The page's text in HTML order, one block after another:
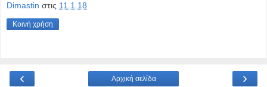
Dimastin στις 11.1.18
Κοινή χρήση
‹ ›
Αρχική σελίδα